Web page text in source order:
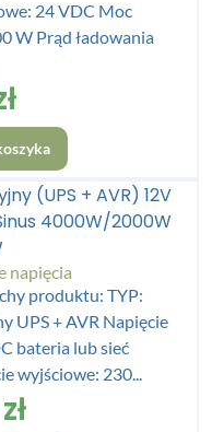
24 VDC Moc
W Prąd ładowania
(UPS + AVR) 12V
4000W/2000W
napięcia
produktu: TYP:
UPS + AVR Napięcie
bateria lub sieć
wyjściowe: 230...
zł